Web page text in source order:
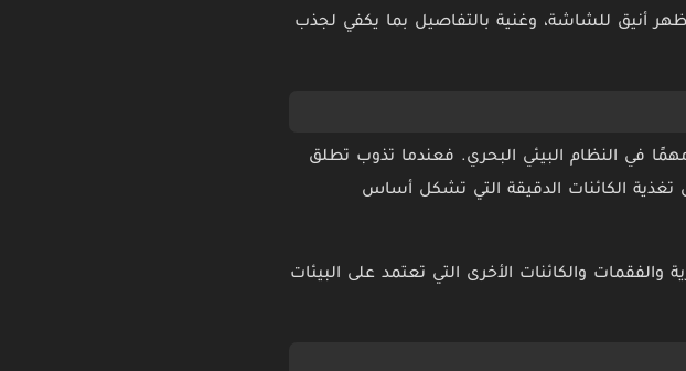
أنيق للشاشة، وغنية بالتفاصيل بما يكفي لجذب
في النظام البيئي البحري. فعندما تذوب تطلق
تغذية الكائنات الدقيقة التي تشكل أساس
والكائنات الأخرى التي تعتمد على البيئات